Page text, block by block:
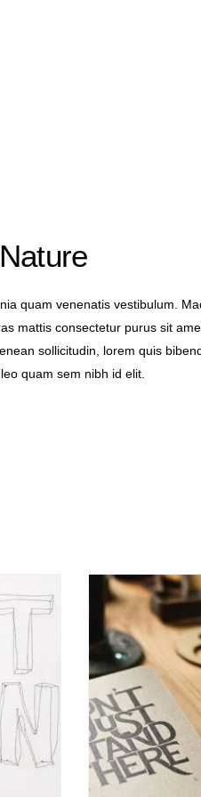
quam venenatis vestibulum.
mattis consectetur purus sit
sollicitudin, lorem quis
quam sem nibh id elit.